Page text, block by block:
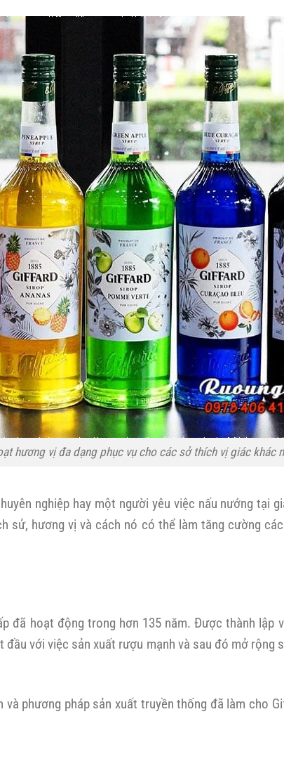
hương vị đa dạng phục vụ cho các sở thích vị giác khác
nghiệp hay một người yêu việc nấu nướng tại
sử, hương vị và cách nó có thể làm tăng cường
đã hoạt động trong hơn 135 năm. Được thành lập
với việc sản xuất rượu mạnh và sau đó mở rộng
phương pháp sản xuất truyền thống đã làm cho